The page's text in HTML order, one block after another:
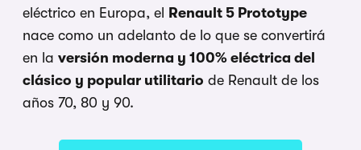
eléctrico en Europa, el
Renault 5 Prototype
nace como un adelanto de lo que se convertirá
en la versión moderna y 100% eléctrica del
clásico y popular utilitario de Renault de los
años 70, 80 y 90.